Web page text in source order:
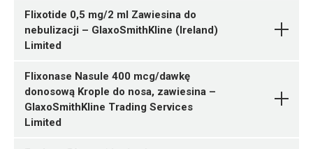
Adamed Pharma S.A.
Fluticasoni propionas
Pytanie o produkt
Fluticasoni propionas
Glenmark Pharmaceuticals
R03BA05
1 poj. 60 dawek
R03BA05
05909990938001 ¦ Rp ¦ 44858
120 kaps.
60 kaps.
05909990938025 ¦ Rp ¦ 45162
120 kaps.
05909990785889 ¦ Rp ¦ 58765
Flixotide 0,5 mg/2 ml Zawiesina do
nebulizacji – GlaxoSmithKline (Ireland)
Limited
Flixonase Nasule 400 mcg/dawkę
donosową Krople do nosa, zawiesina –
GlaxoSmithKline Trading Services
Limited